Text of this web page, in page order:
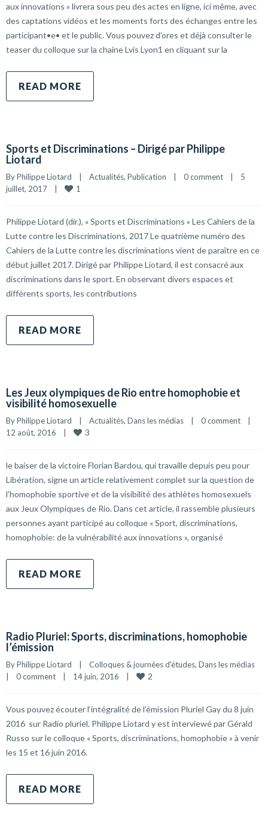
aux innovations » livrera sous peu des actes en ligne, ici même, avec
des captations vidéos et les moments forts des échanges entre les
participant•e• et le public. Vous pouvez d’ores et déjà consulter le
teaser du colloque sur la chaine Lvis Lyon1 en cliquant sur la
READ MORE
Sports et Discriminations – Dirigé par Philippe
Liotard
By Philippe Liotard | Actualités, Publication | 0 comment |
5
juillet, 2017 | 1
Philippe Liotard (dir.), « Sports et Discriminations » Les Cahiers de la
Lutte contre les Discriminations, 2017 Le quatrième numéro des
Cahiers de la Lutte contre les discriminations vient de paraître en ce
début juillet 2017. Dirigé par Philippe Liotard, il est consacré aux
discriminations dans le sport. En observant divers espaces et
différents sports, les contributions
READ MORE
Les Jeux olympiques de Rio entre homophobie et
visibilité homosexuelle
By Philippe Liotard | Actualités, Dans les médias | 0 comment
|
12 août, 2016 | 3
le baiser de la victoire Florian Bardou, qui travaille depuis peu pour
Libération, signe un article relativement complet sur la question de
l’homophobie sportive et de la visibilité des athlètes homosexuels
aux Jeux Olympiques de Rio. Dans cet article, il rassemble plusieurs
personnes ayant participé au colloque « Sport, discriminations,
homophobie: de la vulnérabilité aux innovations », organisé
READ MORE
Radio Pluriel: Sports, discriminations, homophobie
l’émission
By Philippe Liotard | Colloques & journées d'études, Dans les médias
|
0 comment | 14 juin, 2016 | 2
Vous pouvez écouter l‘intégralité de l’émission Pluriel Gay du 8 juin
2016 sur Radio pluriel. Philippe Liotard y est interviewé par Gérald
Russo sur le colloque « Sports, discriminations, homophobie » à venir
les 15 et 16 juin 2016.
READ MORE